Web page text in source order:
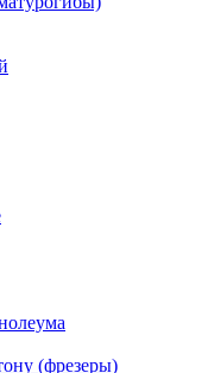
(фрезеры)